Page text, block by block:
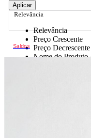
Aplicar
Relevância
Relevância
Preço Crescente
Preço Decrescente
Nome do Produto
Saldos